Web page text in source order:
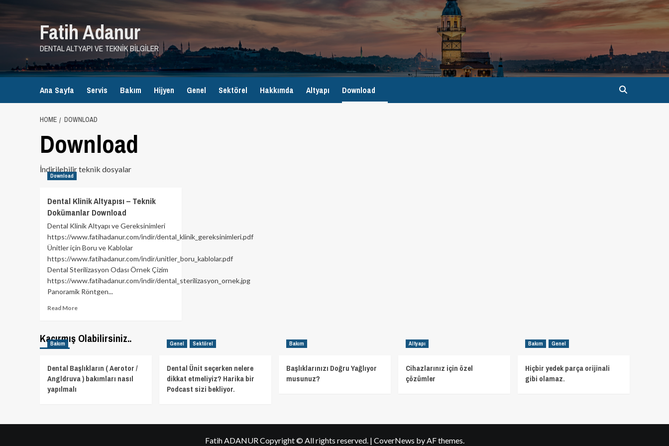
Skip
to
content
Fatih Adanur
DENTAL ALTYAPI VE TEKNIK BILGILER
Ana Sayfa Servis Bakım Hijyen Genel Sektörel Hakkımda Altyapı Download
HOME DOWNLOAD
Download
İndirilebilir teknik dosyalar
Download
Dental Klinik Altyapısı – Teknik
Dokümanlar Download
Dental Klinik Altyapı ve Gereksinimleri
https://www.fatihadanur.com/indir/dental_klinik_gereksinimleri.pdf
Ünitler için Boru ve Kablolar
https://www.fatihadanur.com/indir/unitler_boru_kablolar.pdf
Dental Sterilizasyon Odası Örnek Çizim
https://www.fatihadanur.com/indir/dental_sterilizasyon_ornek.jpg
Panoramik Röntgen...
Read MoreRead
Dental
Klinik
Teknik
Dokümanlar
Kaçırmış Olabilirsiniz..
Bakım
Dental Başlıkların ( Aerotor /
Angldruva ) bakımları nasıl
yapılmalı
Genel Sektörel
Dental Ünit seçerken nelere
dikkat etmeliyiz? Harika bir
Podcast sizi bekliyor.
Bakım
Başlıklarınızı Doğru Yağlıyor
musunuz?
Altyapı
Cihazlarınız için özel
çözümler
Bakım Genel
Hiçbir yedek parça orijinali
gibi olamaz.
Fatih ADANUR Copyright © All rights reserved. | CoverNews by AF themes.